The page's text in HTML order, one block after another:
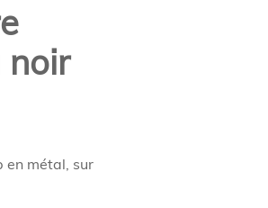
noir
métal, sur